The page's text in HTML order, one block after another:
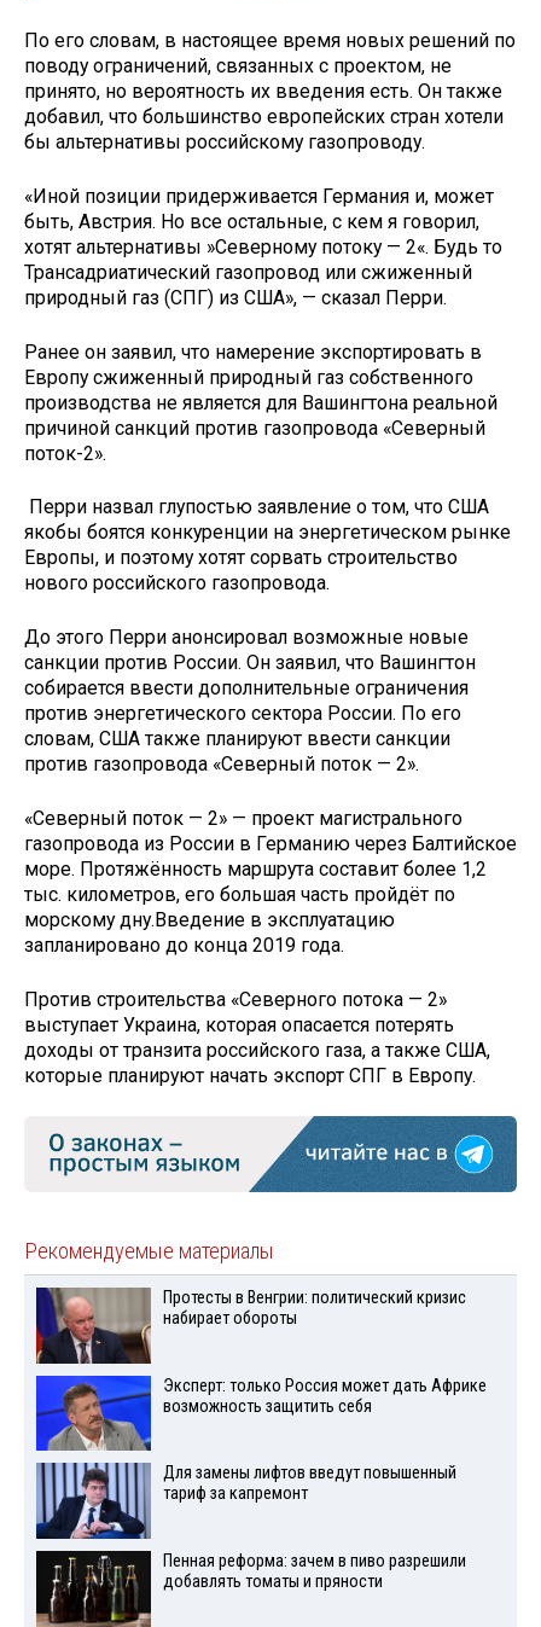
По его словам, в настоящее время новых решений по
поводу ограничений, связанных с проектом, не
принято, но вероятность их введения есть. Он также
добавил, что большинство европейских стран хотели
бы альтернативы российскому газопроводу.
«Иной позиции придерживается Германия и, может
быть, Австрия. Но все остальные, с кем я говорил,
хотят альтернативы »Северному потоку — 2«. Будь то
Трансадриатический газопровод или сжиженный
природный газ (СПГ) из США», — сказал Перри.
Ранее он заявил, что намерение экспортировать в
Европу сжиженный природный газ собственного
производства не является для Вашингтона реальной
причиной санкций против газопровода «Северный
поток-2».
Перри назвал глупостью заявление о том, что США
якобы боятся конкуренции на энергетическом рынке
Европы, и поэтому хотят сорвать строительство
нового российского газопровода.
До этого Перри анонсировал возможные новые
санкции против России. Он заявил, что Вашингтон
собирается ввести дополнительные ограничения
против энергетического сектора России. По его
словам, США также планируют ввести санкции
против газопровода «Северный поток — 2».
«Северный поток — 2» — проект магистрального
газопровода из России в Германию через Балтийское
море. Протяжённость маршрута составит более 1,2
тыс. километров, его большая часть пройдёт по
морскому дну.Введение в эксплуатацию
запланировано до конца 2019 года.
Против строительства «Северного потока — 2»
выступает Украина, которая опасается потерять
доходы от транзита российского газа, а также США,
которые планируют начать экспорт СПГ в Европу.
Рекомендуемые материалы
Протесты в Венгрии: политический кризис
набирает обороты
Эксперт: только Россия может дать Африке
возможность защитить себя
Для замены лифтов введут повышенный
тариф за капремонт
Пенная реформа: зачем в пиво разрешили
добавлять томаты и пряности